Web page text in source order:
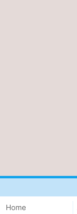
Home